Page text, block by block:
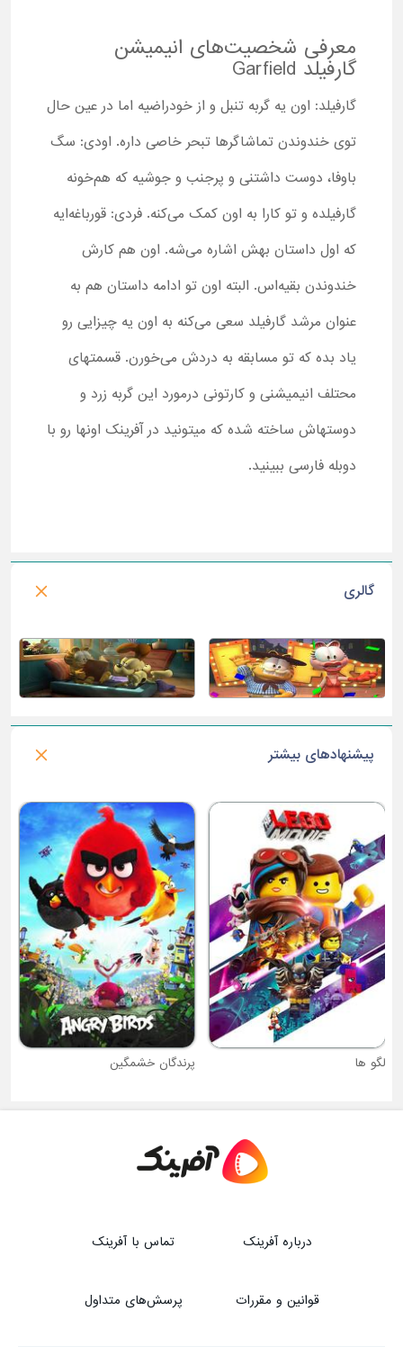
معرفی شخصیت‌های انیمیشن
گارفیلد Garfield
گارفیلد: اون یه گربه تنبل و از خودراضیه اما در عین حال
توی خندوندن تماشاگرها تبحر خاصی داره. اودی: سگ
باوفا، دوست داشتنی و پرجنب و جوشیه که هم‌خونه
گارفیلده و تو کارا به اون کمک می‌کنه. فردی: قورباغه‌ایه
که اول داستان بهش اشاره می‌شه. اون هم کارش
خندوندن بقیه‌اس. البته اون تو ادامه داستان هم به
عنوان مرشد گارفیلد سعی می‌کنه به اون یه چیزایی رو
یاد بده که تو مسابقه به دردش می‌خورن. قسمتهای
محتلف انیمیشنی و کارتونی درمورد این گربه زرد و
دوستهاش ساخته شده که میتونید در آفرینک اونها رو با
دوبله فارسی ببینید.
گالری
پیشنهادهای بیشتر
لگو ها پرندگان خشمگین
درباره آفرینک تماس با آفرینک
قوانین و مقررات پرسش‌های متداول